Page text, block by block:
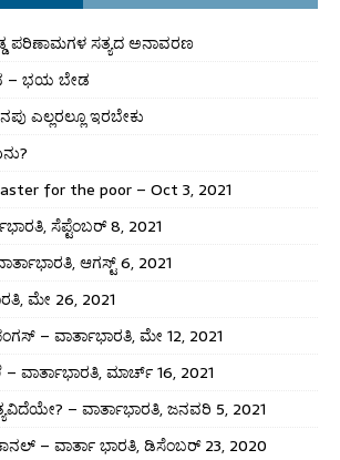
ಪರಿಣಾಮಗಳ ಸತ್ಯದ ಅನಾವರಣ
– ಭಯ ಬೇಡ
ಎಲ್ಲರಲ್ಲೂ ಇರಬೇಕು
for the poor – Oct 3, 2021
ಸೆಪ್ಟೆಂಬರ್ 8, 2021
ಆಗಸ್ಟ್ 6, 2021
ಮೇ 26, 2021
– ವಾರ್ತಾಭಾರತಿ, ಮೇ 12, 2021
ವಾರ್ತಾಭಾರತಿ, ಮಾರ್ಚ್ 16, 2021
– ವಾರ್ತಾಭಾರತಿ, ಜನವರಿ 5, 2021
– ವಾರ್ತಾ ಭಾರತಿ, ಡಿಸೆಂಬರ್ 23, 2020